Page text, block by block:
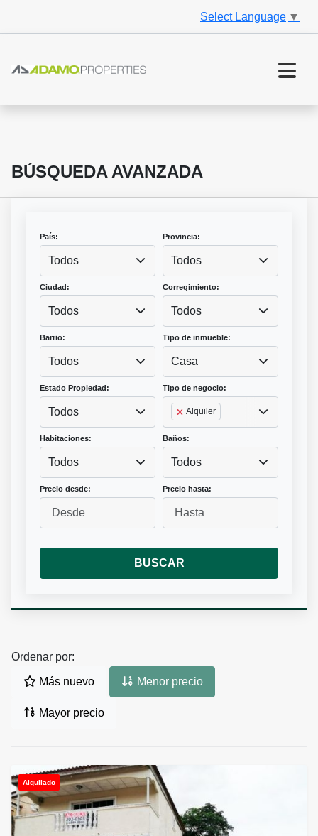
Select Language ▼
BÚSQUEDA AVANZADA
País:
Todos
Provincia:
Todos
Ciudad:
Todos
Corregimiento:
Todos
Barrio:
Todos
Tipo de inmueble:
Casa
Estado Propiedad:
Todos
Tipo de negocio:
Alquiler
Habitaciones:
Todos
Baños:
Todos
Precio desde: Precio hasta:
BUSCAR
Ordenar por:
Más nuevo Menor precio
Mayor precio
Alquilado